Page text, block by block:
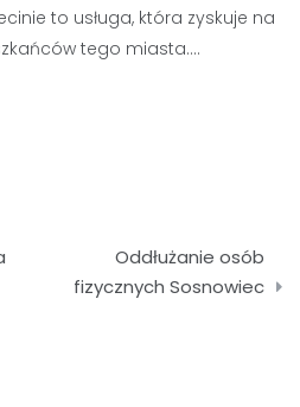
to usługa, która zyskuje na
tego miasta.…
Oddłużanie osób
fizycznych Sosnowiec